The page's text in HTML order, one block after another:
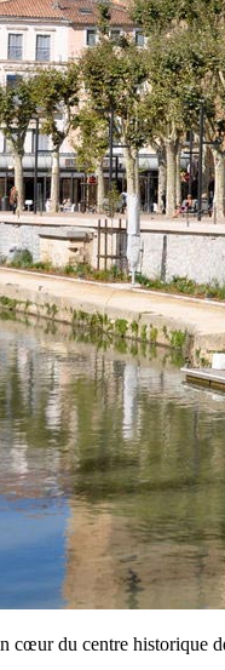
cœur du centre historique